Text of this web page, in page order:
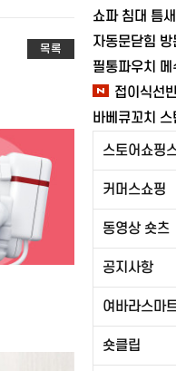
목록
스토어쇼핑
커머스쇼핑
동영상 숏츠
공지사항
여바라스마
숏클립